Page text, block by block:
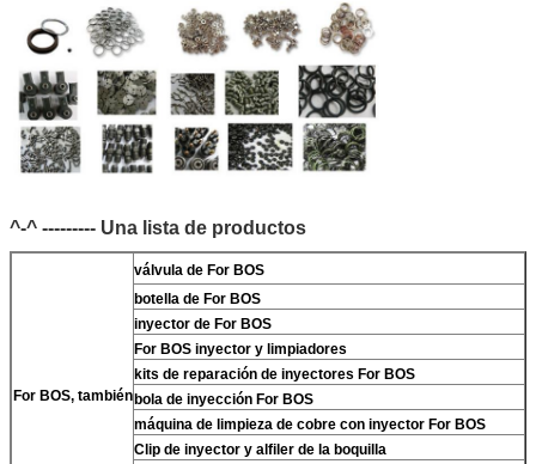
^-^ --------- Una lista de productos
For BOS, también
válvula de For BOS
botella de For BOS
inyector de For BOS
For BOS inyector y limpiadores
kits de reparación de inyectores For BOS
bola de inyección For BOS
máquina de limpieza de cobre con inyector For BOS
Clip de inyector y alfiler de la boquilla